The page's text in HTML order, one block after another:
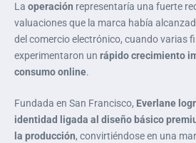
La operación representaría una fuerte
valuaciones que la marca había
del comercio electrónico, cuando varias
experimentaron un rápido crecimiento
consumo online.
Fundada en San Francisco, Everlane
identidad ligada al diseño básico
la producción, convirtiéndose en una